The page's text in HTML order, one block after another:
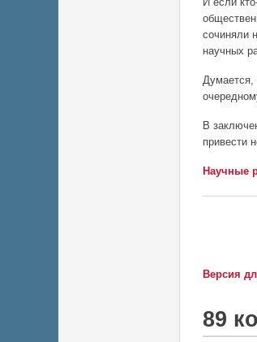
сочиняли
научных
Думается,
В
привести
Научные
Версия
89